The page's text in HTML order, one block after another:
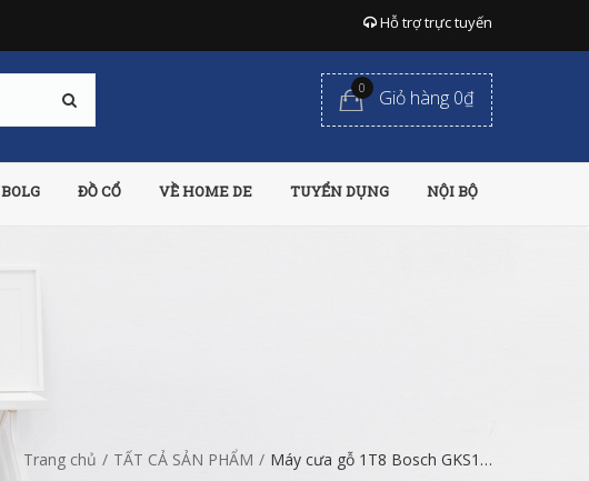
Hỗ trợ trực tuyến
0 Giỏ hàng 0₫
BOLG ĐỒ CỔ VỀ HOME DE TUYỂN DỤNG NỘI BỘ
Trang chủ / TẤT CẢ SẢN PHẨM / Máy cưa gỗ 1T8 Bosch GKS190N